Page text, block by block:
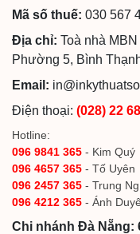
Mã số thuế: 030 567
Địa chỉ: Toà nhà
Phường 5, Bình
Email:
Điện thoại: (028) 22
Hotline:
096 9841 365 - Kim Quý
096 4657 365 - Tố Uyên
096 2457 365 - Trung
096 4212 365 - Ánh
Chi nhánh Đà Nẵng: